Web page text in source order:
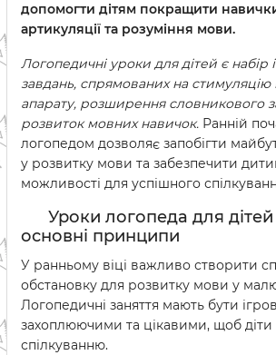
допомогти дітям покращити навички
артикуляції та розуміння мови.
Логопедичні уроки для дітей є набір
завдань, спрямованих на
апарату, розширення словникового
розвиток мовних навичок. Ранній
логопедом дозволяє запобігти
у розвитку мови та забезпечити
можливості для успішного
Уроки логопеда для дітей
основні принципи
У ранньому віці важливо створити
обстановку для розвитку мови у
Логопедичні заняття мають бути
захоплюючими та цікавими, щоб діти
спілкуванню.